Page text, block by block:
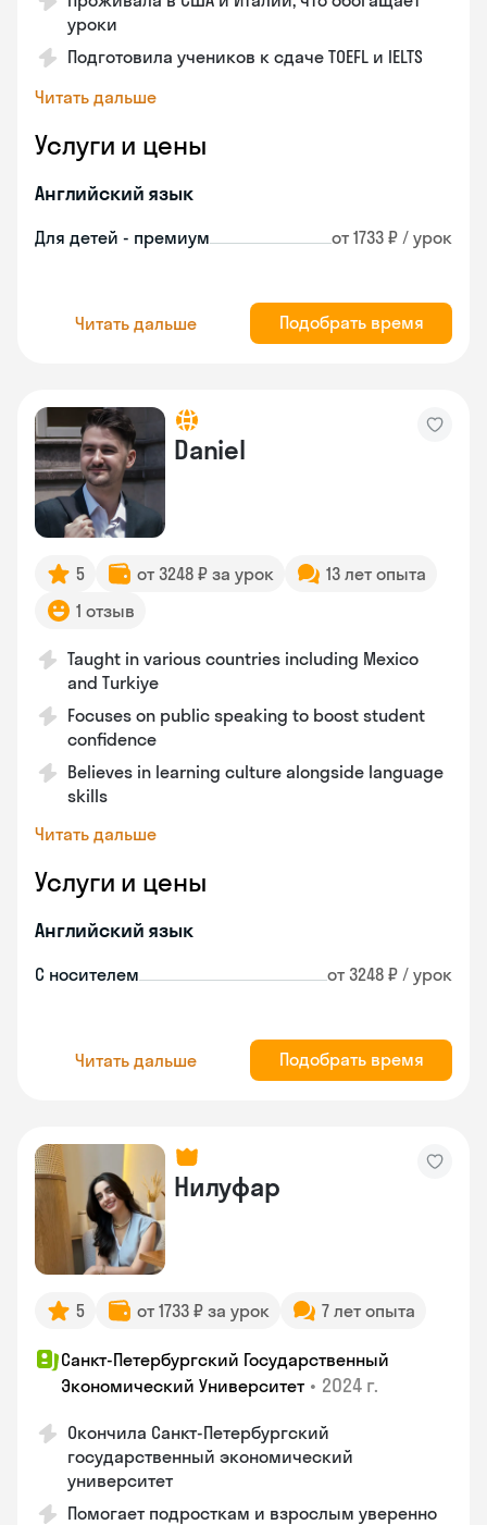
уроки
Подготовила учеников к сдаче TOEFL и IELTS
Читать дальше
Услуги и цены
Английский язык
Для детей - премиум от 1733 ₽ / урок
Читать дальше Подобрать время
Daniel
5 от 3248 ₽ за урок
13 лет опыта
1 отзыв
Taught in various countries including Mexico
and Turkiye
Focuses on public speaking to boost student
confidence
Believes in learning culture alongside language
skills
Читать дальше
Услуги и цены
Английский язык
С носителем от 3248 ₽ / урок
Читать дальше Подобрать время
Нилуфар
5 от 1733 ₽ за урок 7 лет опыта
Санкт-Петербургский Государственный
Экономический Университет • 2024 г.
Окончила Санкт-Петербургский
государственный экономический
университет
Помогает подросткам и взрослым уверенно